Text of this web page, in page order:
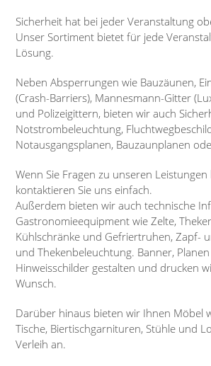
Sicherheit hat bei jeder Veranstaltung
Unser Sortiment bietet für jede
Lösung.
Neben Absperrungen wie Bauzäunen,
(Crash-Barriers), Mannesmann-Gitter
und Polizeigittern, bieten wir auch
Notstrombeleuchtung,
Notausgangsplanen, Bauzaunplanen
Wenn Sie Fragen zu unseren Leistungen
kontaktieren Sie uns einfach.
Außerdem bieten wir auch technische
Gastronomieequipment wie Zelte,
Kühlschränke und Gefriertruhen, Zapf-
und Thekenbeleuchtung. Banner,
Hinweisschilder gestalten und drucken
Wunsch.
Darüber hinaus bieten wir Ihnen Möbel
Tische, Biertischgarnituren, Stühle und
Verleih an.